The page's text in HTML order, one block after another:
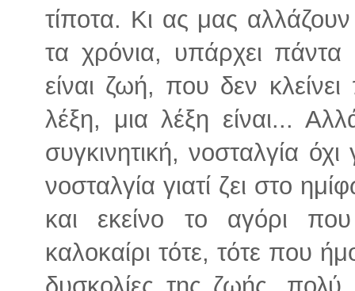
τίποτα. Κι ας μας
τα χρόνια, υπάρχει
είναι ζωή, που δεν
λέξη, μια λέξη είναι...
συγκινητική, νοσταλγία
νοσταλγία γιατί ζει στο
και εκείνο το αγόρι
καλοκαίρι τότε, τότε που
δυσκολίες της ζωής,